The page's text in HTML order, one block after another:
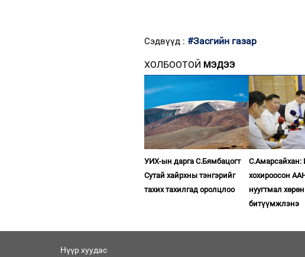
Сэдвүүд : #Засгийн газар
ХОЛБООТОЙ МЭДЭЭ
УИХ-ын дарга С.Бямбацогт
Сутай хайрхны тэнгэрийг
тахих тахилгад оролцлоо
С.Амарсайхан:
хохироосон
нуугтмал
битүүмжлэнэ
Нүүр хуудас